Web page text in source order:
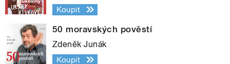
Koupit
50 moravských pověstí
Zdeněk Junák
Koupit